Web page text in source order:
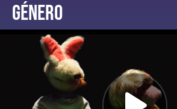
Género